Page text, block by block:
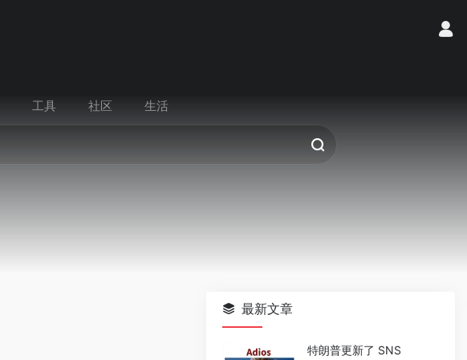
工具 社区 生活
最新文章
特朗普更新了 SNS